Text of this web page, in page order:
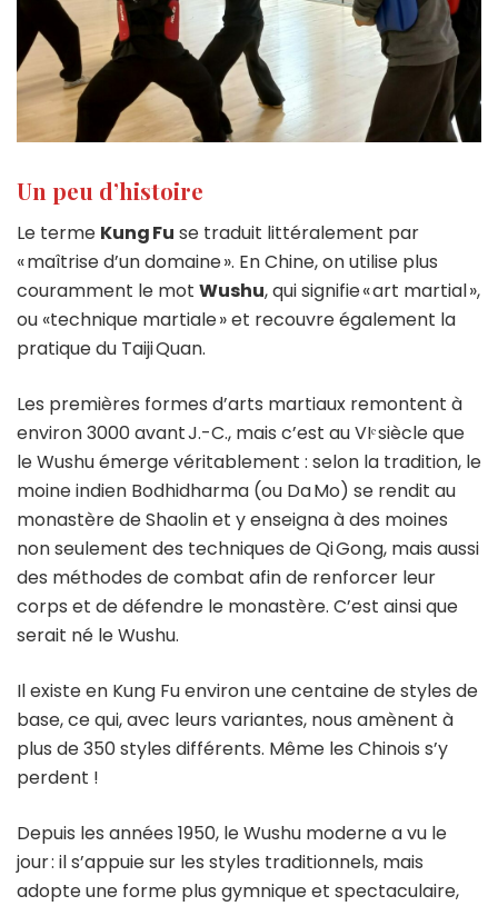
Un peu d’histoire
Le terme Kung Fu se traduit littéralement par
« maîtrise d’un domaine ». En Chine, on utilise plus
couramment le mot Wushu, qui signifie « art martial »,
ou «technique martiale » et recouvre également la
pratique du Taiji Quan.
Les premières formes d’arts martiaux remontent à
environ 3000 avant J.-C., mais c’est au VIᵉ siècle que
le Wushu émerge véritablement : selon la tradition, le
moine indien Bodhidharma (ou Da Mo) se rendit au
monastère de Shaolin et y enseigna à des moines
non seulement des techniques de Qi Gong, mais aussi
des méthodes de combat afin de renforcer leur
corps et de défendre le monastère. C’est ainsi que
serait né le Wushu.
Il existe en Kung Fu environ une centaine de styles de
base, ce qui, avec leurs variantes, nous amènent à
plus de 350 styles différents. Même les Chinois s’y
perdent !
Depuis les années 1950, le Wushu moderne a vu le
jour : il s’appuie sur les styles traditionnels, mais
adopte une forme plus gymnique et spectaculaire,